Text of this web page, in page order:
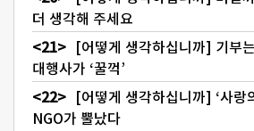
더 생각해 주세요
[어떻게 생각하십니까] 기부
대행사가 ‘꿀꺽’
[어떻게 생각하십니까] ‘사랑
NGO가 뿔났다